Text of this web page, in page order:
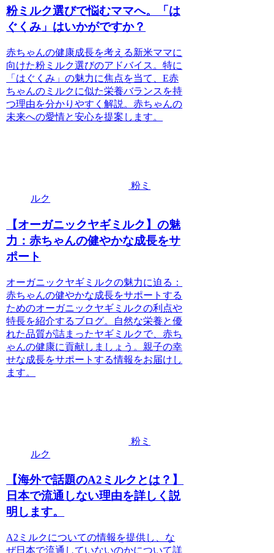
粉ミルク選びで悩むママへ。「は
ぐくみ」はいかがですか？
赤ちゃんの健康成長を考える新米ママに
向けた粉ミルク選びのアドバイス。特に
「はぐくみ」の魅力に焦点を当て、E赤
ちゃんのミルクに似た栄養バランスを持
つ理由を分かりやすく解説。赤ちゃんの
未来への愛情と安心を提案します。
粉ミ
ルク
【オーガニックヤギミルク】の魅
力：赤ちゃんの健やかな成長をサ
ポート
オーガニックヤギミルクの魅力に迫る：
赤ちゃんの健やかな成長をサポートする
ためのオーガニックヤギミルクの利点や
特長を紹介するブログ。自然な栄養と優
れた品質が詰まったヤギミルクで、赤ち
ゃんの健康に貢献しましょう。親子の幸
せな成長をサポートする情報をお届けし
ます。
粉ミ
ルク
【海外で話題のA2ミルクとは？】
日本で流通しない理由を詳しく説
明します。
A2ミルクについての情報を提供し、な
ぜ日本で流通していないのかについて詳